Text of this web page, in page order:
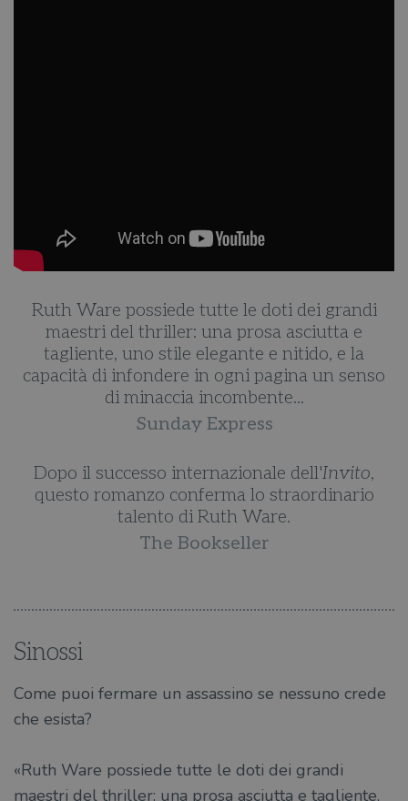
Ruth Ware possiede tutte le doti dei grandi
maestri del thriller: una prosa asciutta e
tagliente, uno stile elegante e nitido, e la
capacità di infondere in ogni pagina un senso
di minaccia incombente...
Sunday Express
Dopo il successo internazionale dell'Invito,
questo romanzo conferma lo straordinario
talento di Ruth Ware.
The Bookseller
Sinossi
Come puoi fermare un assassino se nessuno crede
che esista?
«Ruth Ware possiede tutte le doti dei grandi
maestri del thriller: una prosa asciutta e tagliente,